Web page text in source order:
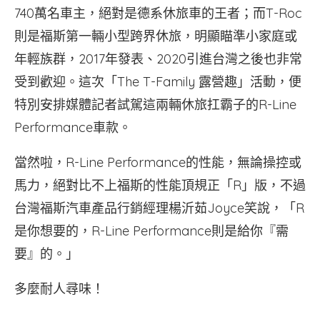
740萬名車主，絕對是德系休旅車的王者；而T-Roc
則是福斯第一輛小型跨界休旅，明顯瞄準小家庭或
年輕族群，2017年發表、2020引進台灣之後也非常
受到歡迎。這次「The T-Family 露營趣」活動，便
特別安排媒體記者試駕這兩輛休旅扛霸子的R-Line
Performance車款。
當然啦，R-Line Performance的性能，無論操控或
馬力，絕對比不上福斯的性能頂規正「R」版，不過
台灣福斯汽車產品行銷經理楊沂茹Joyce笑說，「R
是你想要的，R-Line Performance則是給你『需
要』的。」
多麼耐人尋味！